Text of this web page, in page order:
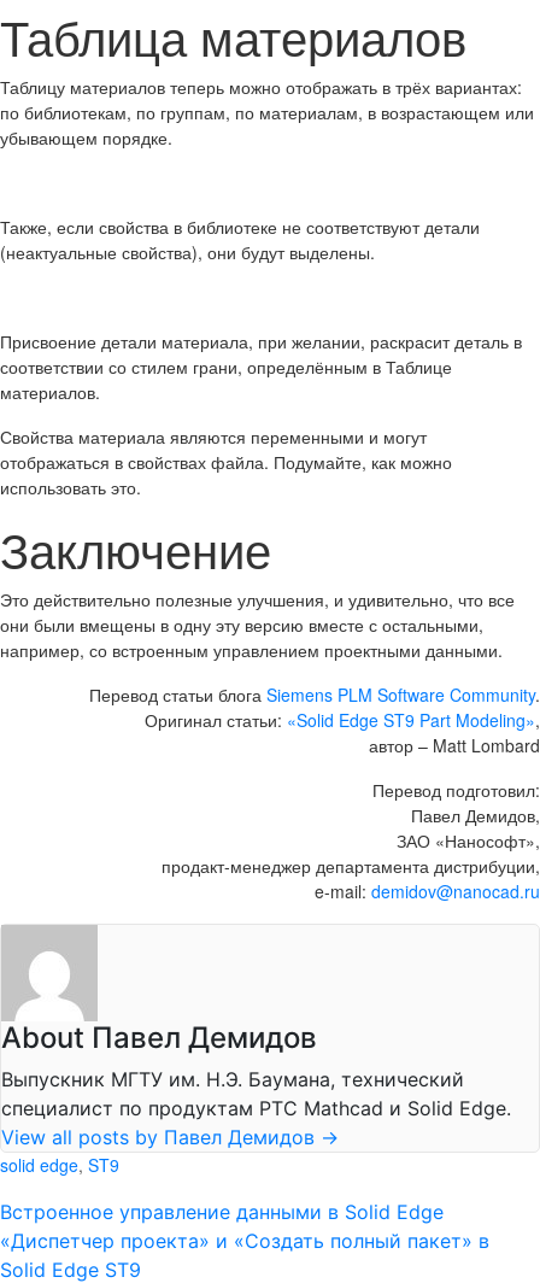
Таблица материалов
Таблицу материалов теперь можно отображать в трёх вариантах:
по библиотекам, по группам, по материалам, в возрастающем или
убывающем порядке.
Также, если свойства в библиотеке не соответствуют детали
(неактуальные свойства), они будут выделены.
Присвоение детали материала, при желании, раскрасит деталь в
соответствии со стилем грани, определённым в Таблице
материалов.
Свойства материала являются переменными и могут
отображаться в свойствах файла. Подумайте, как можно
использовать это.
Заключение
Это действительно полезные улучшения, и удивительно, что все
они были вмещены в одну эту версию вместе с остальными,
например, со встроенным управлением проектными данными.
Перевод статьи блога Siemens PLM Software Community.
Оригинал статьи: «Solid Edge ST9 Part Modeling»,
автор – Matt Lombard
Перевод подготовил:
Павел Демидов,
ЗАО «Нанософт»,
продакт-менеджер департамента дистрибуции,
e-mail: demidov@nanocad.ru
About Павел Демидов
Выпускник МГТУ им. Н.Э. Баумана, технический
специалист по продуктам PTC Mathcad и Solid Edge.
View all posts by Павел Демидов →
solid edge, ST9
Встроенное управление данными в Solid Edge
«Диспетчер проекта» и «Создать полный пакет» в
Solid Edge ST9